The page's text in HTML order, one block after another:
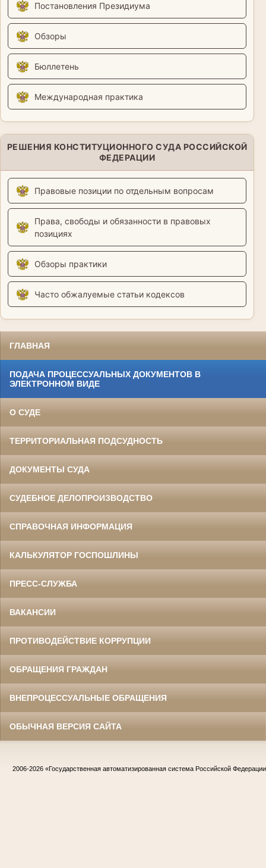
Постановления Президиума
Обзоры
Бюллетень
Международная практика
РЕШЕНИЯ КОНСТИТУЦИОННОГО СУДА РОССИЙСКОЙ
ФЕДЕРАЦИИ
Правовые позиции по отдельным вопросам
Права, свободы и обязанности в правовых
позициях
Обзоры практики
Часто обжалуемые статьи кодексов
ГЛАВНАЯ
ПОДАЧА ПРОЦЕССУАЛЬНЫХ ДОКУМЕНТОВ В
ЭЛЕКТРОННОМ ВИДЕ
О СУДЕ
ТЕРРИТОРИАЛЬНАЯ ПОДСУДНОСТЬ
ДОКУМЕНТЫ СУДА
СУДЕБНОЕ ДЕЛОПРОИЗВОДСТВО
СПРАВОЧНАЯ ИНФОРМАЦИЯ
КАЛЬКУЛЯТОР ГОСПОШЛИНЫ
ПРЕСС-СЛУЖБА
ВАКАНСИИ
ПРОТИВОДЕЙСТВИЕ КОРРУПЦИИ
ОБРАЩЕНИЯ ГРАЖДАН
ВНЕПРОЦЕССУАЛЬНЫЕ ОБРАЩЕНИЯ
ОБЫЧНАЯ ВЕРСИЯ САЙТА
2006-2026 «Государственная автоматизированная система Российской